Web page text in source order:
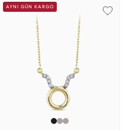
AYNI GÜN KARGO